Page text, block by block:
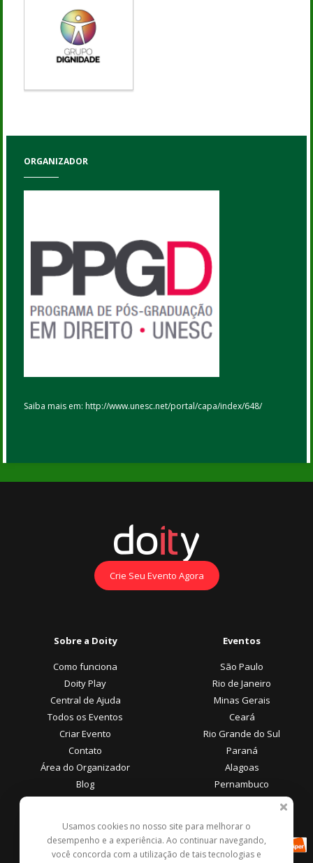
ORGANIZADOR
Saiba mais em: http://www.unesc.net/portal/capa/index/648/
Crie Seu Evento Agora
Sobre a Doity
Como funciona
Doity Play
Central de Ajuda
Todos os Eventos
Criar Evento
Contato
Área do Organizador
Blog
Eventos
São Paulo
Rio de Janeiro
Minas Gerais
Ceará
Rio Grande do Sul
Paraná
Alagoas
Pernambuco
Área do Participante
Central de Ajuda
Formas de Pagamento
Usamos cookies no nosso site para melhorar o
desempenho e a experiência. Ao continuar navegando,
você concorda com a utilização de tais tecnologias e